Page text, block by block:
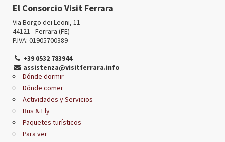
El Consorcio Visit Ferrara
Via Borgo dei Leoni, 11
44121 - Ferrara (FE)
P.IVA: 01905700389
+39 0532 783944
assistenza@visitferrara.info
Dónde dormir
Dónde comer
Actividades y Servicios
Bus & Fly
Paquetes turísticos
Para ver